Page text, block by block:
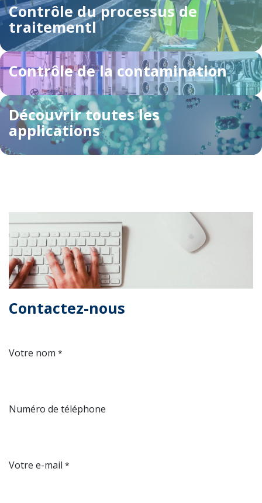
Contrôle du processus de
traitementl
Contrôle de la contamination
Découvrir toutes les
applications
Contactez-nous
Votre nom *
Numéro de téléphone
Votre e-mail *